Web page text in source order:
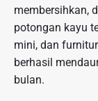
membersihkan,
potongan kayu
mini, dan
berhasil
bulan.